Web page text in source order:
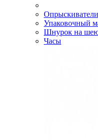
Опрыскиватели
Упаковочный
Шнурок на
Часы